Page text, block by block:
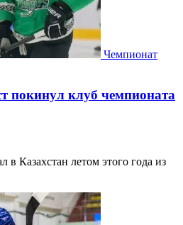
Чемпионат
покинул клуб чемпионата
в Казахстан летом этого года из